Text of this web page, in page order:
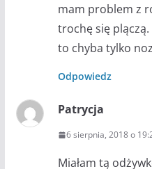
mam problem z
trochę się
to chyba tylko
Odpowiedz
Patrycja
6 sierpnia, 2018 o
Miałam tą